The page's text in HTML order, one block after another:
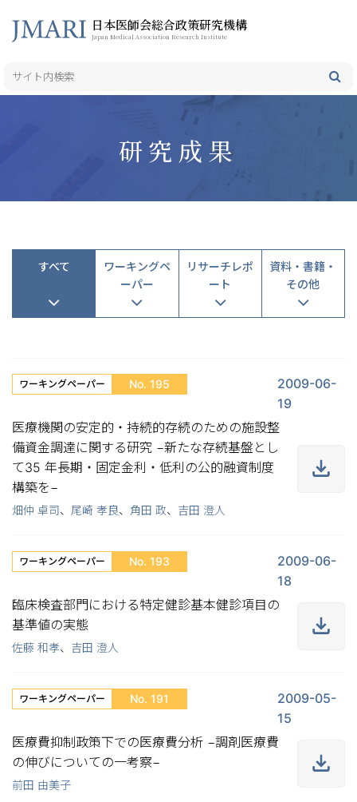
日本医師会総合政策研究機構
Japan Medical Association Research Institute
研究成果
すべて
ワーキングペ
ーパー
リサーチレポ
ート
資料・書籍・
その他
ワーキングペーパー No. 195
2009-06-
19
医療機関の安定的・持続的存続のための施設整
備資金調達に関する研究 −新たな存続基盤とし
て35 年長期・固定金利・低利の公的融資制度
構築を−
畑仲 卓司、 尾崎 孝良、 角田 政、 吉田 澄人
ワーキングペーパー No. 193
2009-06-
18
臨床検査部門における特定健診基本健診項目の
基準値の実態
佐藤 和孝、 吉田 澄人
ワーキングペーパー No. 191
2009-05-
15
医療費抑制政策下での医療費分析 −調剤医療費
の伸びについての一考察−
前田 由美子